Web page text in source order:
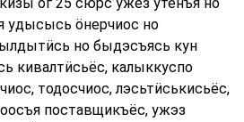
ӧнерчиос но
но быдэсъясь кун
кивалтӥсьёс, калыккуспо
тодосчиос, лэсьтӥськисьёс,
поставщикъёс, ужэз